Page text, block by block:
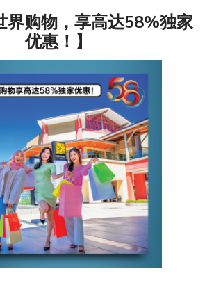
界购物，享高达58%独家
优惠！】